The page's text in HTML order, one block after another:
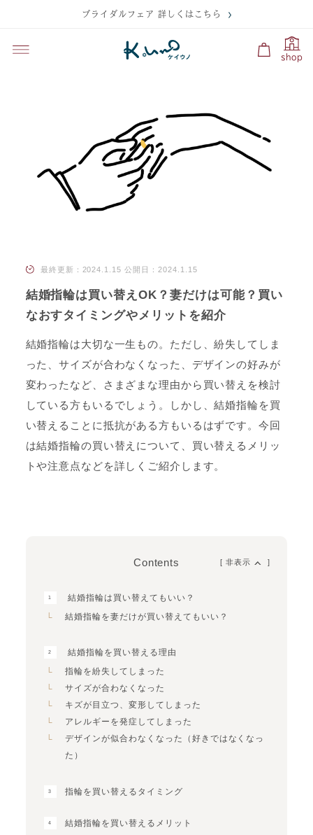
ブライダルフェア 詳しくはこちら
shop
最終更新：2024.1.15 公開日：2024.1.15
結婚指輪は買い替えOK？妻だけは可能？買い
なおすタイミングやメリットを紹介
結婚指輪は大切な一生もの。ただし、紛失してしま
った、サイズが合わなくなった、デザインの好みが
変わったなど、さまざまな理由から買い替えを検討
している方もいるでしょう。しかし、結婚指輪を買
い替えることに抵抗がある方もいるはずです。今回
は結婚指輪の買い替えについて、買い替えるメリッ
トや注意点などを詳しくご紹介します。
Contents
結婚指輪は買い替えてもいい？
結婚指輪を妻だけが買い替えてもいい？
結婚指輪を買い替える理由
指輪を紛失してしまった
サイズが合わなくなった
キズが目立つ、変形してしまった
アレルギーを発症してしまった
デザインが似合わなくなった（好きではなくなっ
た）
指輪を買い替えるタイミング
結婚指輪を買い替えるメリット
[ 非表示 ]